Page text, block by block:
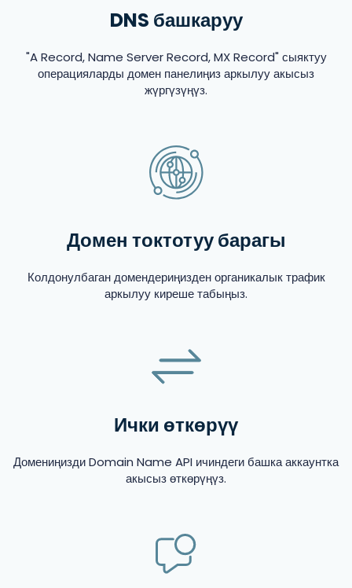
DNS башкаруу
"A Record, Name Server Record, MX Record" сыяктуу
операцияларды домен панелиңиз аркылуу акысыз
жүргүзүңүз.
Домен токтотуу барагы
Колдонулбаган домендериңизден органикалык трафик
аркылуу киреше табыңыз.
Ички өткөрүү
Домениңизди Domain Name API ичиндеги башка аккаунтка
акысыз өткөрүңүз.